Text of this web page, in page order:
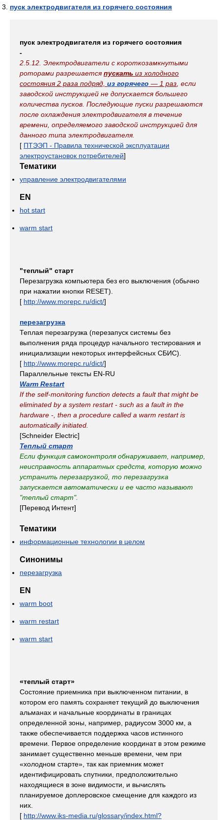
пуск электродвигателя из горячего состояния
пуск электродвигателя из горячего состояния
-
2.5.12. Электродвигатели с короткозамкнутыми
роторами разрешаетсяпускать из холодного
состояния 2 раза подряд, из горячего — 1 раз , если
заводской инструкцией не допускается большего
количества пусков. Последующие пуски разрешаются
после охлаждения электродвигателя в течение
времени, определяемого заводской инструкцией для
данного типа электродвигателя.
[ ПТЭЭП - Правила технической эксплуатации
электроустановок потребителей]
Тематики
управление электродвигателями
EN
hot start
warm start
"теплый" старт
Перезагрузка компьютера без его выключения (обычно
при нажатии кнопки RESET).
[ http://www.morepc.ru/dict/]
перезагрузка
Теплая перезагрузка (перезапуск системы без
выполнения ряда процедур начального тестирования и
инициализации некоторых интерфейсных СБИС).
[ http://www.morepc.ru/dict/]
Параллельные тексты EN-RU
Warm Restart
If the self-monitoring function detects a fault that might be
eliminated by a system restart - such as a fault in the
hardware -, then a procedure called a warm restart is
automatically initiated.
[Schneider Electric]
Теплый старт
Если функция самоконтроля обнаруживает, например,
неисправность аппаратных средств, которую можно
устранить перезагрузкой, то перезагрузка
запускается автоматически и ее часто называют
"теплый старт".
[Перевод Интент]
Тематики
информационные технологии в целом
Синонимы
перезагрузка
EN
warm boot
warm restart
warm start
«теплый старт»
Состояние приемника при выключенном питании, в
котором его память сохраняет текущий до выключения
альманах и начальные координаты в границах
определенной зоны, например, радиусом 3000 км, а
также обеспечивается поддержка часов истинного
времени. Первое определение координат в этом режиме
занимает существенно меньше времени, чем при
«холодном старте», так как приемник может
идентифицировать спутники, предположительно
находящиеся в зоне видимости, и вычислять
планируемое доплеровское смещение для каждого из
них.
[ http://www.iks-media.ru/glossary/index.html?